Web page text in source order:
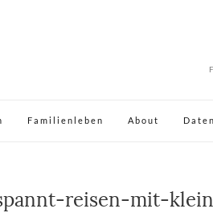
Familienleben About
reisen-mit-